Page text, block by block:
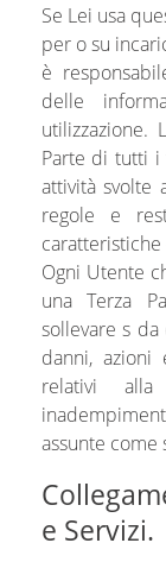
Se Lei usa
per o su
è
delle
utilizzazione.
Parte di tutti
attività svolte
regole e
Ogni Utente
una Terza
sollevare s
danni,
relativi
assunte come
e Servizi.